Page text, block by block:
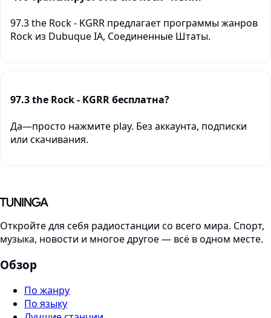
97.3 the Rock - KGRR предлагает программы жанров
Rock из Dubuque IA, Соединенные Штаты.
97.3 the Rock - KGRR бесплатна?
Да—просто нажмите play. Без аккаунта, подписки
или скачивания.
Откройте для себя радиостанции со всего мира. Спорт,
музыка, новости и многое другое — всё в одном месте.
Обзор
По жанру
По языку